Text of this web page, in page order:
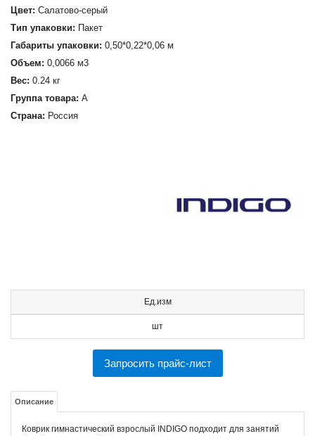
Цвет: Салатово-серый
Тип упаковки: Пакет
Габариты упаковки: 0,50*0,22*0,06 м
Объем: 0,0066 м3
Вес: 0.24 кг
Группа товара: А
Страна: Россия
Ед.изм
шт
Запросить прайс-лист
Описание
Коврик гимнастический взрослый INDIGO подходит для занятий